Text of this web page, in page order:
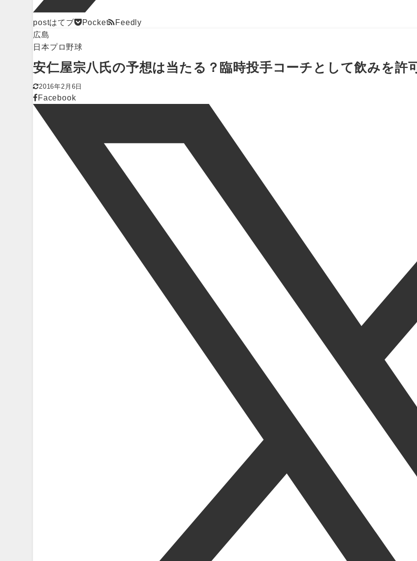
postはてブ Pocket
Feedly
広島
日本プロ野球
安仁屋宗八氏の予想は当たる？臨時投手コーチとして飲みを許
2016年2月6日
Facebook